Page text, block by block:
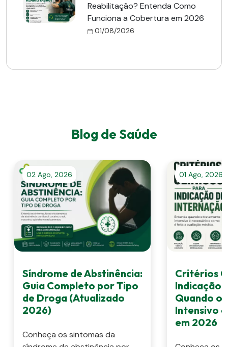
Reabilitação? Entenda Como
Funciona a Cobertura em 2026
01/08/2026
Blog de Saúde
02 Ago, 2026
Síndrome de Abstinência:
Guia Completo por Tipo
de Droga (Atualizado
2026)
Conheça os sintomas da
01 Ago, 2026
Critérios
Indicação
Quando o
Intensivo
em 2026